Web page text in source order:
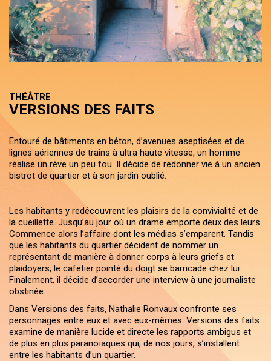
THÉÂTRE
VERSIONS DES FAITS
Entouré de bâtiments en béton, d’avenues aseptisées et de
lignes aériennes de trains à ultra haute vitesse, un homme
réalise un rêve un peu fou. Il décide de redonner vie à un ancien
bistrot de quartier et à son jardin oublié.
Les habitants y redécouvrent les plaisirs de la convivialité et de
la cueillette. Jusqu’au jour où un drame emporte deux des leurs.
Commence alors l’affaire dont les médias s’emparent. Tandis
que les habitants du quartier décident de nommer un
représentant de manière à donner corps à leurs griefs et
plaidoyers, le cafetier pointé du doigt se barricade chez lui.
Finalement, il décide d’accorder une interview à une journaliste
obstinée.
Dans Versions des faits, Nathalie Ronvaux confronte ses
personnages entre eux et avec eux-mêmes. Versions des faits
examine de manière lucide et directe les rapports ambigus et
de plus en plus paranoïaques qui, de nos jours, s’installent
entre les habitants d’un quartier.